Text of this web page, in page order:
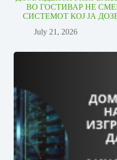
ВО ГОСТИВАР НЕ
СИСТЕМОТ КОЈ ЈА
July 21, 2026